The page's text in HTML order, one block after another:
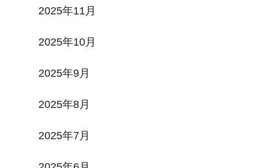
2025年11月
2025年10月
2025年9月
2025年8月
2025年7月